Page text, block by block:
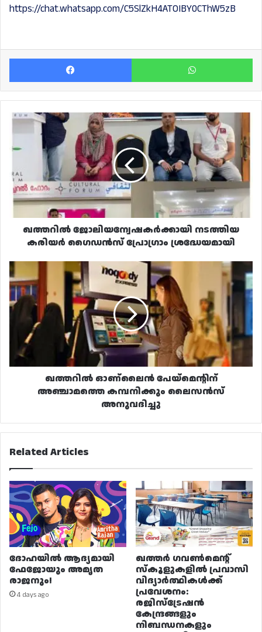
https://chat.whatsapp.com/C5SlZkH4ATOIBY0CThW5zB
Facebook
ഖത്തറിൽ
ജോലിയന്വേഷകർക്കായി
നടത്തിയ
കരിയർ
ഗൈഡൻസ്
പ്രോഗ്രാം
ശ്രദ്ധേയമായി
ഖത്തറിൽ ജോലിയന്വേഷകർക്കായി നടത്തിയ
കരിയർ ഗൈഡൻസ് പ്രോഗ്രാം ശ്രദ്ധേയമായി
ഖത്തറിൽ
ഓണ്ലൈൻ
പേയ്‌മെന്റിന്
അഞ്ചാമത്തെ
കമ്പനിക്കും
ലൈസൻസ്
അനുവദിച്ചു
ഖത്തറിൽ ഓണ്ലൈൻ പേയ്‌മെന്റിന്
അഞ്ചാമത്തെ കമ്പനിക്കും ലൈസൻസ്
അനുവദിച്ചു
Related Articles
ദോഹയിൽ ആദ്യമായി
ഫേജോയും അമൃത
രാജനും!
4 days ago
ഖത്തർ ഗവൺമെന്റ്
സ്കൂളുകളിൽ പ്രവാസി
വിദ്യാർത്ഥികൾക്ക്
പ്രവേശനം:
രജിസ്ട്രേഷൻ
കേന്ദ്രങ്ങളും
നിബന്ധനകളും